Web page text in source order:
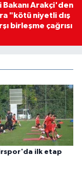
Bakanı Arakçi'den
"kötü niyetli dış
birleşme çağrısı
ilk etap